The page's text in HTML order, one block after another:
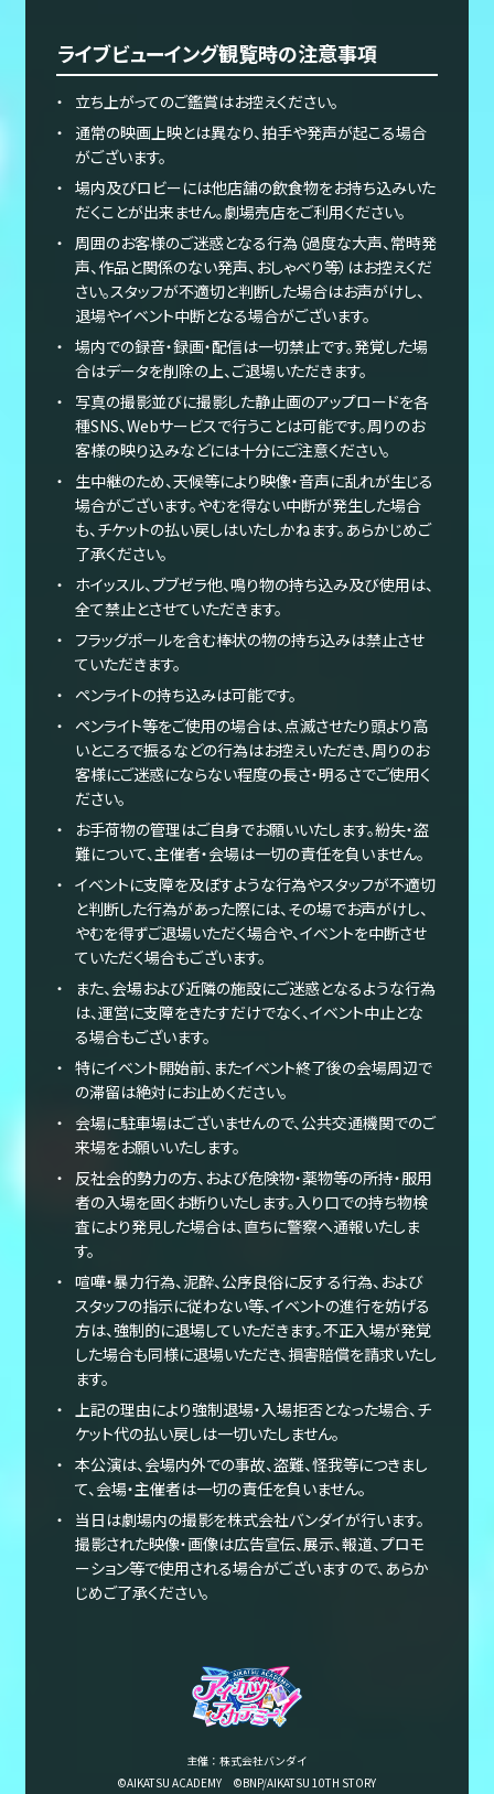
ライブビューイング観覧時の注意事項
立ち上がってのご鑑賞はお控えください。
通常の映画上映とは異なり、拍手や発声が起こる場合
がございます。
場内及びロビーには他店舗の飲食物をお持ち込みいた
だくことが出来ません。劇場売店をご利用ください。
周囲のお客様のご迷惑となる行為（過度な大声、常時発
声、作品と関係のない発声、おしゃべり等）はお控えくだ
さい。スタッフが不適切と判断した場合はお声がけし、
退場やイベント中断となる場合がございます。
場内での録音・録画・配信は一切禁止です。発覚した場
合はデータを削除の上、ご退場いただきます。
写真の撮影並びに撮影した静止画のアップロードを各
種SNS、Webサービスで行うことは可能です。周りのお
客様の映り込みなどには十分にご注意ください。
生中継のため、天候等により映像・音声に乱れが生じる
場合がございます。やむを得ない中断が発生した場合
も、チケットの払い戻しはいたしかねます。あらかじめご
了承ください。
ホイッスル、ブブゼラ他、鳴り物の持ち込み及び使用は、
全て禁止とさせていただきます。
フラッグポールを含む棒状の物の持ち込みは禁止させ
ていただきます。
ペンライトの持ち込みは可能です。
ペンライト等をご使用の場合は、点滅させたり頭より高
いところで振るなどの行為はお控えいただき、周りのお
客様にご迷惑にならない程度の長さ・明るさでご使用く
ださい。
お手荷物の管理はご自身でお願いいたします。紛失・盗
難について、主催者・会場は一切の責任を負いません。
イベントに支障を及ぼすような行為やスタッフが不適切
と判断した行為があった際には、その場でお声がけし、
やむを得ずご退場いただく場合や、イベントを中断させ
ていただく場合もございます。
また、会場および近隣の施設にご迷惑となるような行為
は、運営に支障をきたすだけでなく、イベント中止とな
る場合もございます。
特にイベント開始前、またイベント終了後の会場周辺で
の滞留は絶対にお止めください。
会場に駐車場はございませんので、公共交通機関でのご
来場をお願いいたします。
反社会的勢力の方、および危険物・薬物等の所持・服用
者の入場を固くお断りいたします。入り口での持ち物検
査により発見した場合は、直ちに警察へ通報いたしま
す。
喧嘩・暴力行為、泥酔、公序良俗に反する行為、および
スタッフの指示に従わない等、イベントの進行を妨げる
方は、強制的に退場していただきます。不正入場が発覚
した場合も同様に退場いただき、損害賠償を請求いたし
ます。
上記の理由により強制退場・入場拒否となった場合、チ
ケット代の払い戻しは一切いたしません。
本公演は、会場内外での事故、盗難、怪我等につきまし
て、会場・主催者は一切の責任を負いません。
当日は劇場内の撮影を株式会社バンダイが行います。
撮影された映像・画像は広告宣伝、展示、報道、プロモ
ーション等で使用される場合がございますので、あらか
じめご了承ください。
主催：株式会社バンダイ
©AIKATSU ACADEMY ©BNP/AIKATSU 10TH STORY